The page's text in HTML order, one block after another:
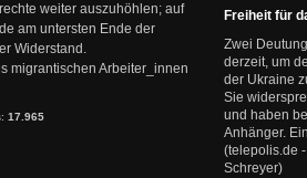
weiter auszuhöhlen; auf
am untersten Ende der
Widerstand.
migrantischen Arbeiter_innen
17.965
Freiheit für
Zwei
derzeit, um
der Ukraine
Sie
und haben
Anhänger.
(telepolis.de -
Schreyer)